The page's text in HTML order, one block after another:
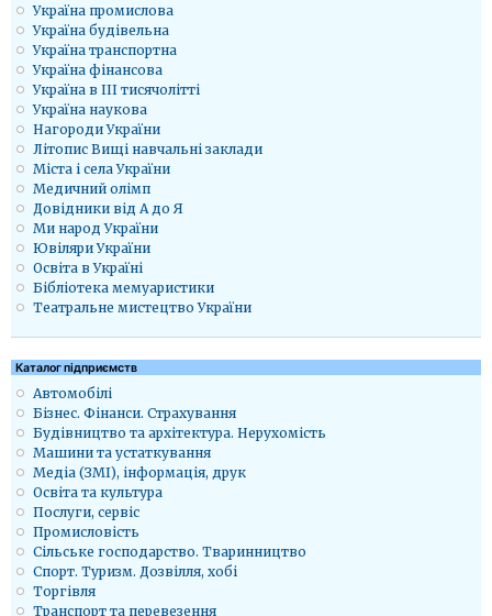
Україна промислова
Україна будівельна
Україна транспортна
Україна фінансова
Україна в ІІІ тисячолітті
Україна наукова
Нагороди України
Літопис Вищі навчальні заклади
Міста і села України
Медичний олімп
Довідники від А до Я
Ми народ України
Ювіляри України
Освіта в Україні
Бібліотека мемуаристики
Театральне мистецтво України
Каталог підприємств
Автомобілі
Бізнес. Фінанси. Страхування
Будівництво та архітектура. Нерухомість
Машини та устаткування
Медіа (ЗМІ), інформація, друк
Освіта та культура
Послуги, сервіс
Промисловість
Сільське господарство. Тваринництво
Спорт. Туризм. Дозвілля, хобі
Торгівля
Транспорт та перевезення